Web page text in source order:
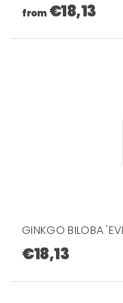
from €18,13
GINKGO BILOBA
€18,13